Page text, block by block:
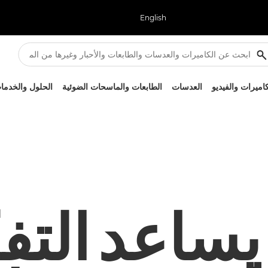
English
والفيديو العدسات الطابعات والماسحات الضوئية الحلول